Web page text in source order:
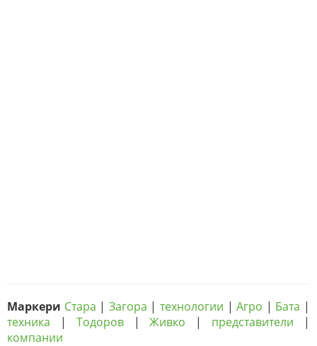
Маркери Стара | Загора |технологии |Агро | Бата |
техника | Тодоров|Живко | представители |
компании